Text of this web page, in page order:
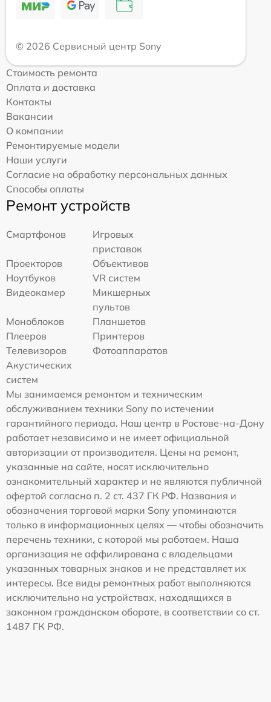
© 2026 Сервисный центр Sony
Стоимость ремонта
Оплата и доставка
Контакты
Вакансии
О компании
Ремонтируемые модели
Наши услуги
Согласие на обработку персональных данных
Способы оплаты
Ремонт устройств
Смартфонов
Игровых
приставок
Проекторов
Объективов
Ноутбуков
VR систем
Видеокамер
Микшерных
пультов
Моноблоков
Планшетов
Плееров
Принтеров
Телевизоров
Фотоаппаратов
Акустических
систем
Мы занимаемся ремонтом и техническим
обслуживанием техники Sony по истечении
гарантийного периода. Наш центр в Ростове-на-Дону
работает независимо и не имеет официальной
авторизации от производителя. Цены на ремонт,
указанные на сайте, носят исключительно
ознакомительный характер и не являются публичной
офертой согласно п. 2 ст. 437 ГК РФ. Названия и
обозначения торговой марки Sony упоминаются
только в информационных целях — чтобы обозначить
перечень техники, с которой мы работаем. Наша
организация не аффилирована с владельцами
указанных товарных знаков и не представляет их
интересы. Все виды ремонтных работ выполняются
исключительно на устройствах, находящихся в
законном гражданском обороте, в соответствии со ст.
1487 ГК РФ.